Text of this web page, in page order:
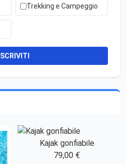
Trekking e Campeggio
ISCRIVITI
Kajak gonfiabile
79,00 €